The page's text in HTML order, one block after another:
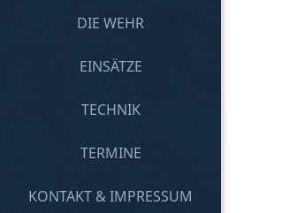
DIE WEHR
EINSÄTZE
TECHNIK
TERMINE
KONTAKT & IMPRESSUM